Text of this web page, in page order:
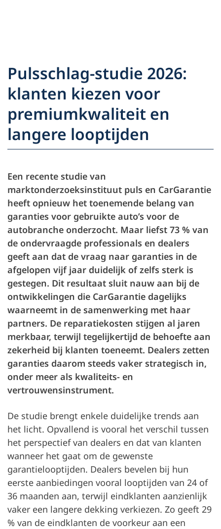
Service en
ondersteuning
Partner
Voertuigeigenaar
De onderneming
Carrière
Pers
Pulsschlag-studie 2026:
klanten kiezen voor
premiumkwaliteit en
langere looptijden
Een recente studie van
marktonderzoeksinstituut puls en CarGarantie
heeft opnieuw het toenemende belang van
garanties voor gebruikte auto’s voor de
autobranche onderzocht. Maar liefst 73 % van
de ondervraagde professionals en dealers
geeft aan dat de vraag naar garanties in de
afgelopen vijf jaar duidelijk of zelfs sterk is
gestegen. Dit resultaat sluit nauw aan bij de
ontwikkelingen die CarGarantie dagelijks
waarneemt in de samenwerking met haar
partners. De reparatiekosten stijgen al jaren
merkbaar, terwijl tegelijkertijd de behoefte aan
zekerheid bij klanten toeneemt. Dealers zetten
garanties daarom steeds vaker strategisch in,
onder meer als kwaliteits- en
vertrouwensinstrument.
De studie brengt enkele duidelijke trends aan
het licht. Opvallend is vooral het verschil tussen
het perspectief van dealers en dat van klanten
wanneer het gaat om de gewenste
garantielooptijden. Dealers bevelen bij hun
eerste aanbiedingen vooral looptijden van 24 of
36 maanden aan, terwijl eindklanten aanzienlijk
vaker een langere dekking verkiezen. Zo geeft 29
% van de eindklanten de voorkeur aan een